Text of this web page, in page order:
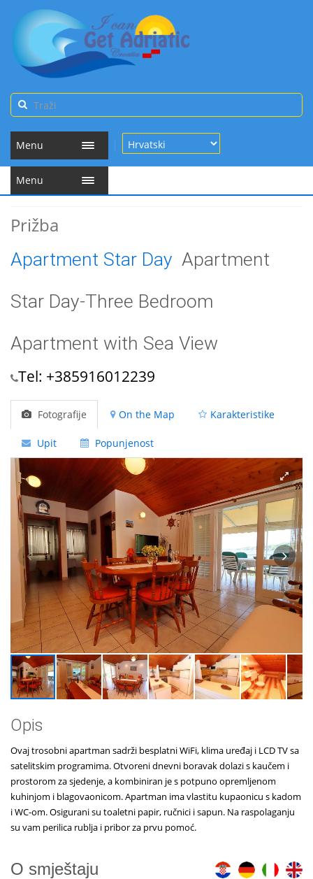
Menu
Menu
Prižba
Apartment Star Day Apartment
Star Day-Three Bedroom
Apartment with Sea View
Tel: +385916012239
Fotografije On the Map Karakteristike
Upit Popunjenost
Opis
Ovaj trosobni apartman sadrži besplatni WiFi, klima uređaj i LCD TV sa
satelitskim programima. Otvoreni dnevni boravak dolazi s kaučem i
prostorom za sjedenje, a kombiniran je s potpuno opremljenom
kuhinjom i blagovaonicom. Apartman ima vlastitu kupaonicu s kadom
i WC-om. Osigurani su toaletni papir, ručnici i sapun. Na raspolaganju
su vam perilica rublja i pribor za prvu pomoć.
O smještaju